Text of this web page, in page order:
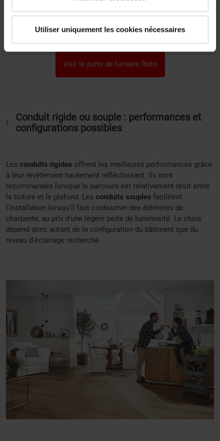
Utiliser uniquement les cookies nécessaires
conduit performant ? Découvrez le puits de lumière Roto.
Voir le puits de lumière Roto
Conduit rigide ou souple : performances et
configurations possibles
Les conduits rigides offrent les meilleures performances grâce
à leur revêtement hautement réfléchissant. Ils sont
recommandés lorsque le parcours est relativement droit entre
la toiture et le plafond. Les conduits souples facilitent
l'installation lorsqu'il faut contourner des éléments de
charpente, au prix d'une légère perte de luminosité. Le choix
dépend donc autant de la configuration du bâtiment que du
niveau d'éclairage recherché.